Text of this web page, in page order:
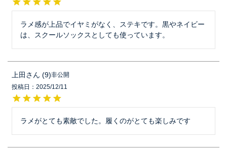
ラメ感が上品でイヤミがなく、ステキです。黒やネイビー
上田 9 非公開
投稿日
2025/12/11
ラメがとても素敵でした。履くのがとても楽しみです